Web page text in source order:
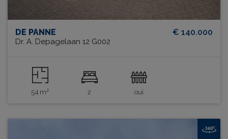
€ 140.000
DE PANNE
Dr. A. Depagelaan 12 G002
54 m² 2 oui